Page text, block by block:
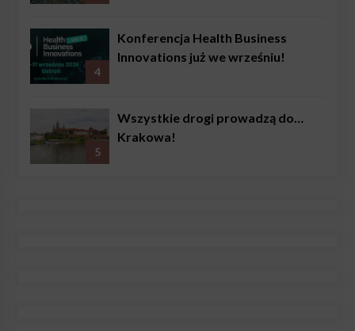
4
Konferencja Health Business
Innovations już we wrześniu!
5
Wszystkie drogi prowadzą do…
Krakowa!